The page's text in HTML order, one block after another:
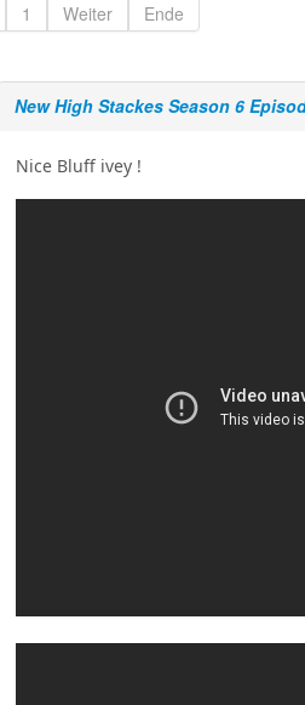
1 Weiter Ende
New High Stackes Season 6
Nice Bluff ivey !